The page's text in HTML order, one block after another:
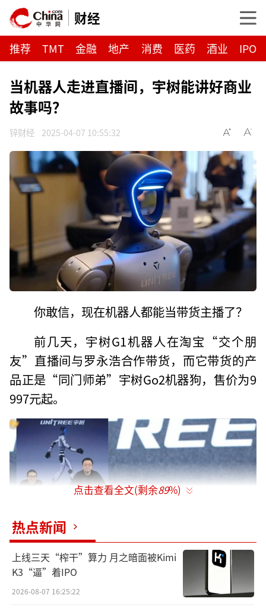
财经
推荐 TMT 金融 地产 消费 医药 酒业 IPO
当机器人走进直播间，宇树能讲好商业
故事吗？
锌财经 2025-04-07 10:55:32
你敢信，现在机器人都能当带货主播了？
前几天，宇树G1机器人在淘宝“交个朋
友”直播间与罗永浩合作带货，而它带货的产
品正是“同门师弟”宇树Go2机器狗，售价为9
997元起。
点击查看全文(剩余89%)
热点新闻
上线三天“榨干”算力 月之暗面被Kimi
K3“逼”着IPO
2026-08-07 16:25:22